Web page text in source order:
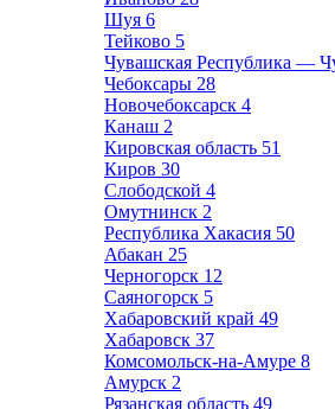
Шуя 6
Тейково 5
Чувашская Республика —
Чебоксары 28
Новочебоксарск 4
Канаш 2
Кировская область 51
Киров 30
Слободской 4
Омутнинск 2
Республика Хакасия 50
Абакан 25
Черногорск 12
Саяногорск 5
Хабаровский край 49
Хабаровск 37
Комсомольск-на-Амуре 8
Амурск 2
Рязанская область 49